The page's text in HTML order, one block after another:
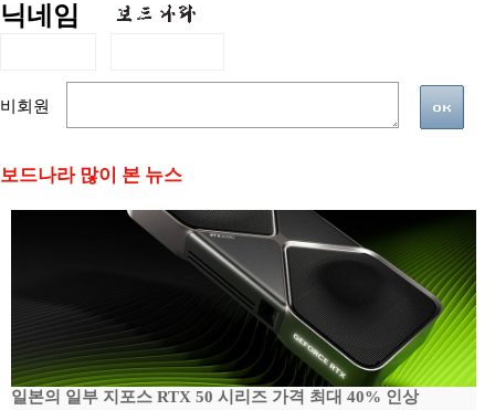
닉네임
비회원
보드나라 많이 본 뉴스
일본의 일부 지포스 RTX 50 시리즈 가격 최대 40% 인상